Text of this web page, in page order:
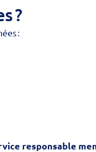
?
:
responsable